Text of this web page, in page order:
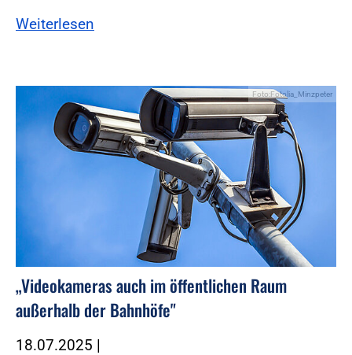
Weiterlesen
Foto:Fotolia_Minzpeter
„Videokameras auch im öffentlichen Raum
außerhalb der Bahnhöfe"
18.07.2025 |